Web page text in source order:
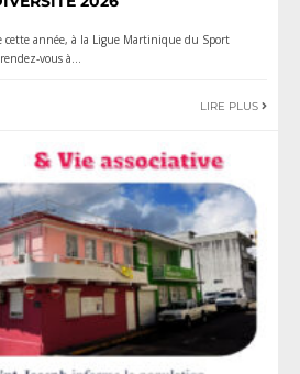
cette année, à la Ligue Martinique du Sport
vous à...
LIRE PLUS